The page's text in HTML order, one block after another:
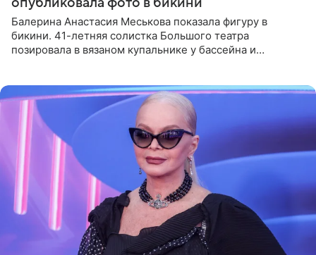
Балерина Анастасия Меськова показала фигуру в
бикини. 41-летняя солистка Большого театра
позировала в вязаном купальнике у бассейна и